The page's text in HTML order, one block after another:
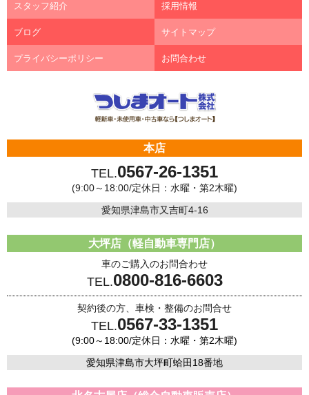
スタッフ紹介 採用情報
ブログ サイトマップ
プライバシーポリシー お問合わせ
本店
TEL.0567-26-1351
(9:00～18:00/定休日：水曜・第2木曜)
愛知県津島市又吉町4-16
大坪店（軽自動車専門店）
車のご購入のお問合わせ
TEL.0800-816-6603
契約後の方、車検・整備のお問合せ
TEL.0567-33-1351
(9:00～18:00/定休日：水曜・第2木曜)
愛知県津島市大坪町蛤田18番地